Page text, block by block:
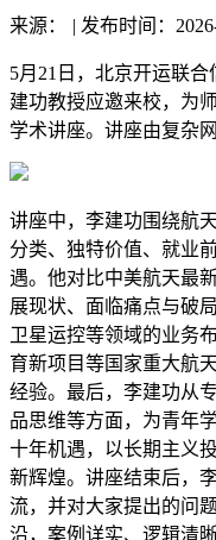
来源： | 发布时间：
5月21日，北京开运联
建功教授应邀来校，为
学术讲座。讲座由复杂
讲座中，李建功围绕航
分类、独特价值、就业
遇。他对比中美航天最
展现状、面临痛点与破
卫星运控等领域的业务
育新项目等国家重大航
经验。最后，李建功从
品思维等方面，为青年
十年机遇，以长期主义
新辉煌。讲座结束后，
流，并对大家提出的问
沿，案例详实、逻辑清